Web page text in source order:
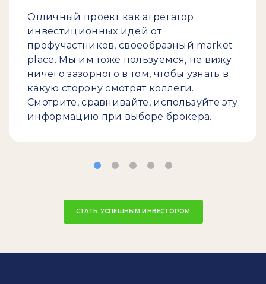
Отличный проект как агрегатор
инвестиционных идей от
профучастников, своеобразный market
place. Мы им тоже пользуемся, не вижу
ничего зазорного в том, чтобы узнать в
какую сторону смотрят коллеги.
Смотрите, сравнивайте, используйте эту
информацию при выборе брокера.
СТАТЬ УСПЕШНЫМ ИНВЕСТОРОМ